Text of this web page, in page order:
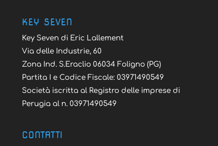
KEY SEVEN
Key Seven di Eric Lallement
Via delle Industrie, 60
Zona Ind. S.Eraclio 06034 Foligno (PG)
Partita I e Codice Fiscale: 03971490549
Società iscritta al Registro delle imprese di
Perugia al n. 03971490549
CONTATTI